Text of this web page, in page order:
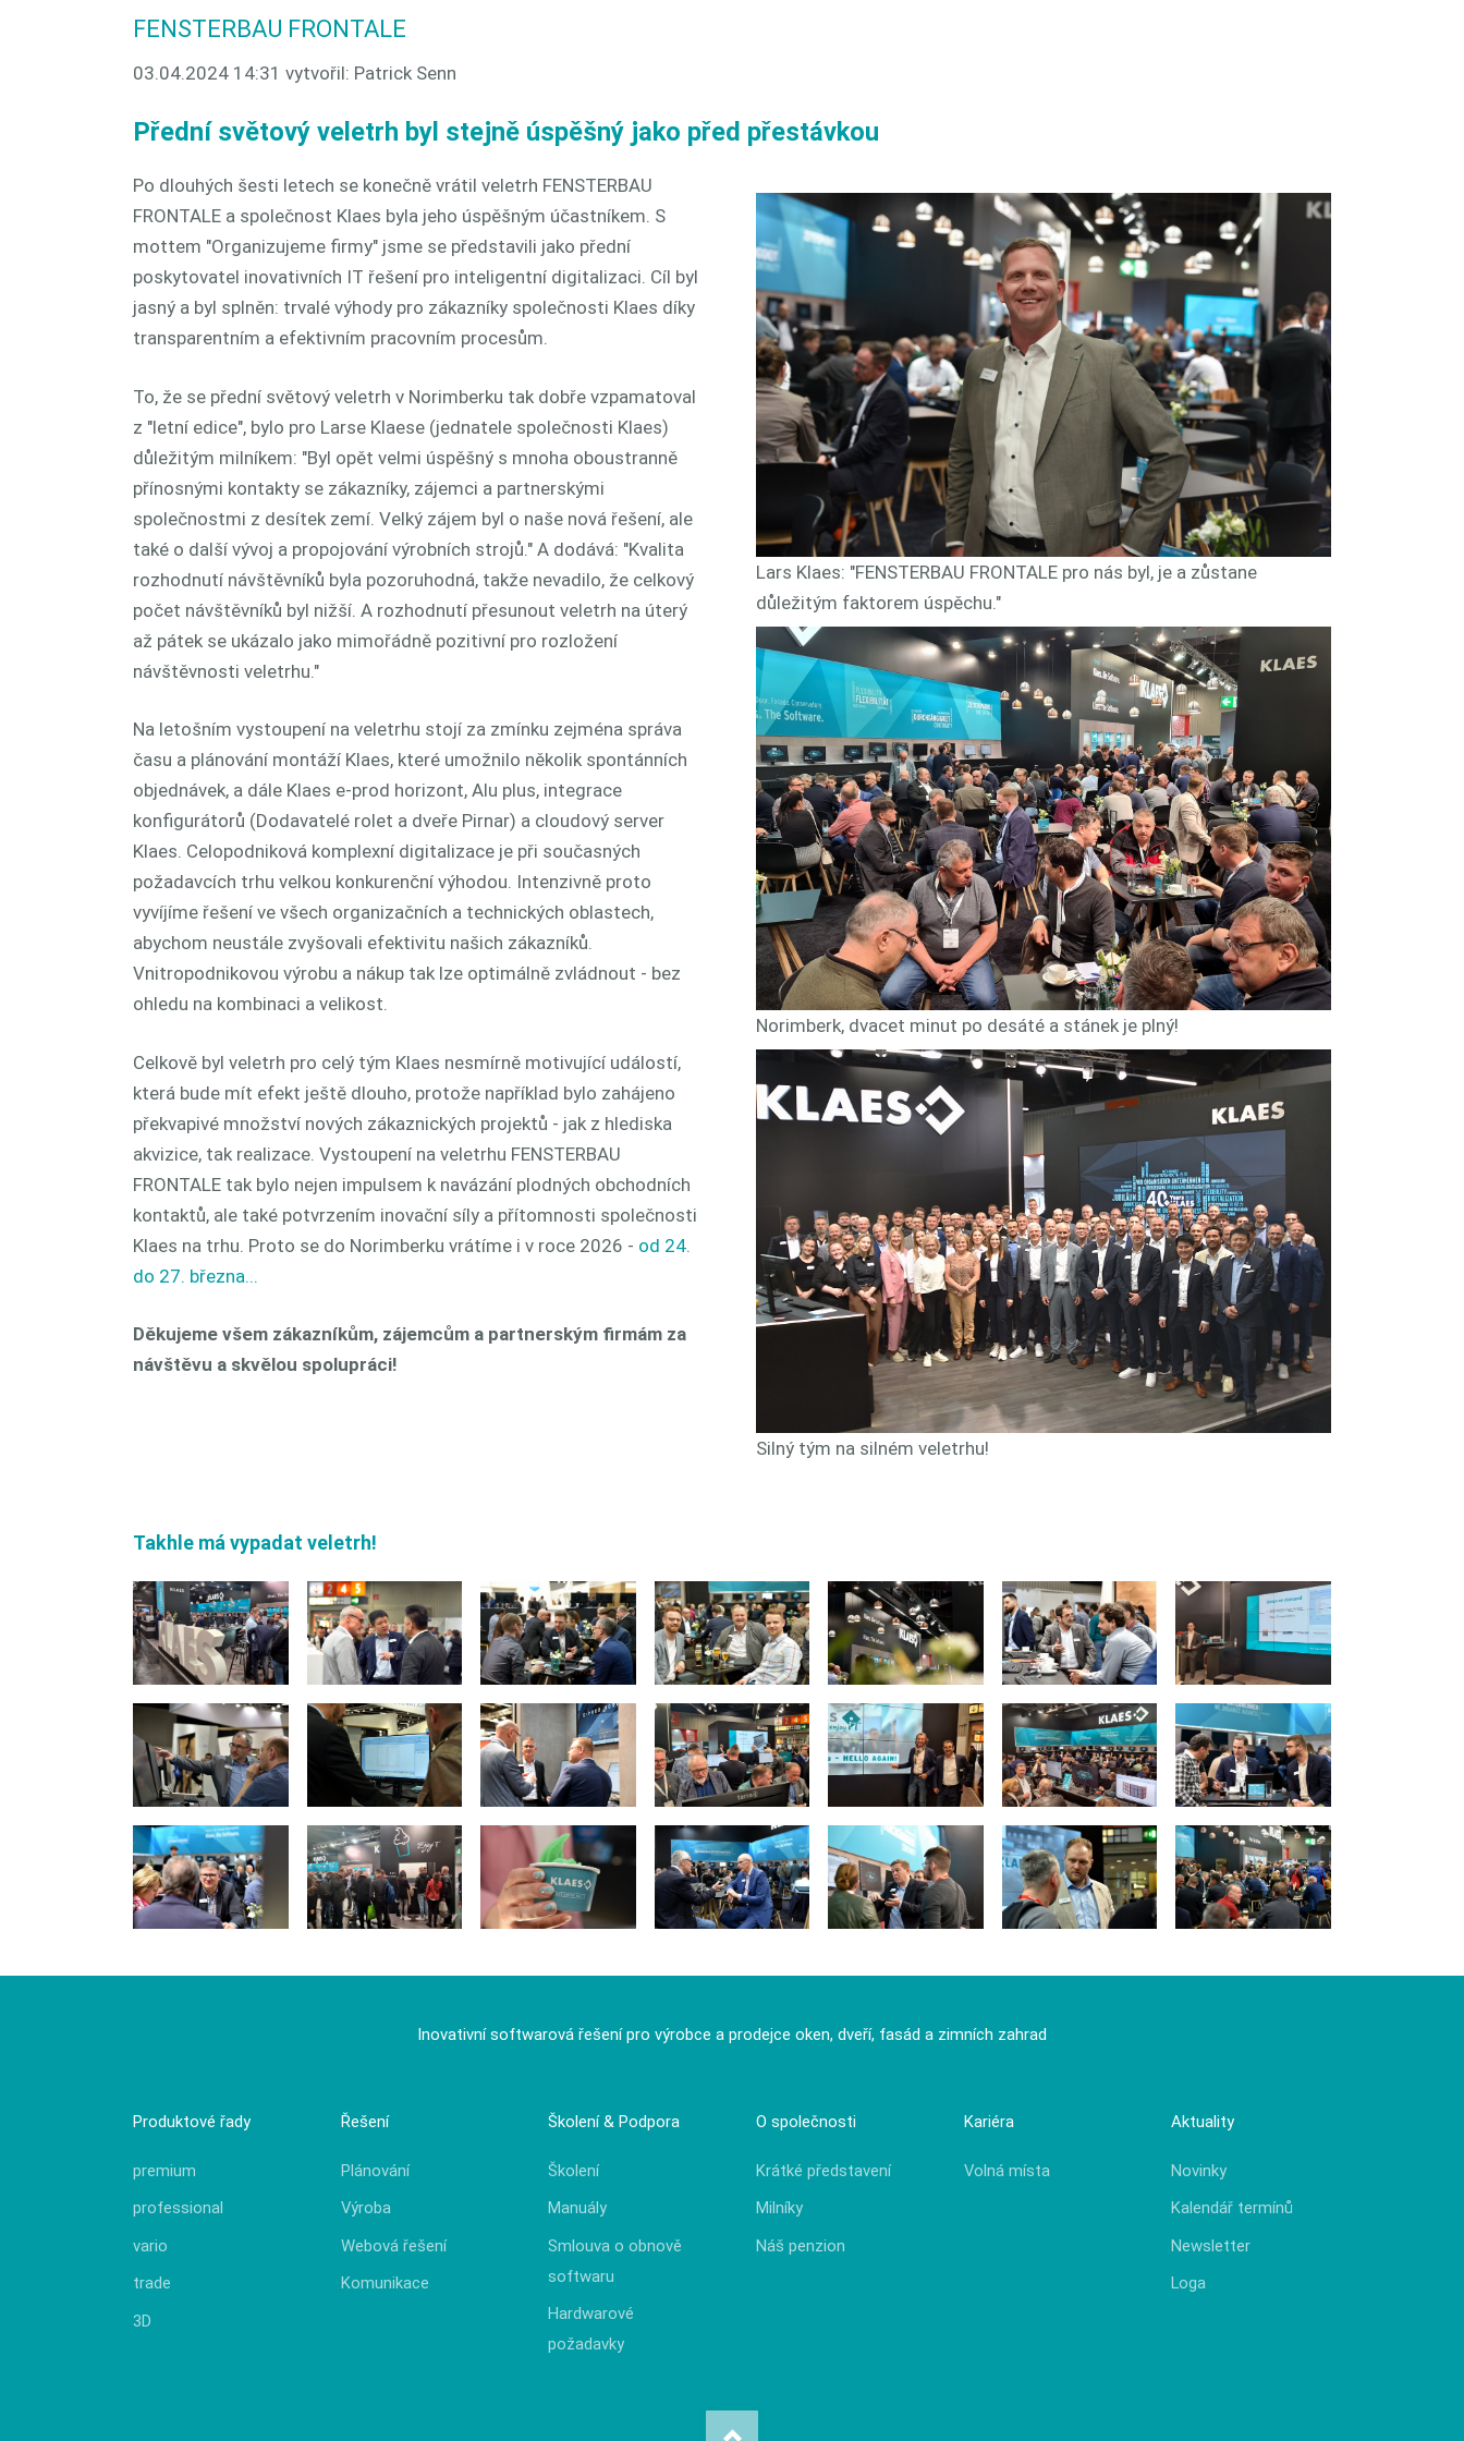
FENSTERBAU FRONTALE
03.04.2024 14:31 vytvořil: Patrick Senn
Přední světový veletrh byl stejně úspěšný jako před přestávkou
Po dlouhých šesti letech se konečně vrátil veletrh FENSTERBAU
FRONTALE a společnost Klaes byla jeho úspěšným účastníkem. S
mottem "Organizujeme firmy" jsme se představili jako přední
poskytovatel inovativních IT řešení pro inteligentní digitalizaci. Cíl byl
jasný a byl splněn: trvalé výhody pro zákazníky společnosti Klaes díky
transparentním a efektivním pracovním procesům.
To, že se přední světový veletrh v Norimberku tak dobře vzpamatoval
z "letní edice", bylo pro Larse Klaese (jednatele společnosti Klaes)
důležitým milníkem: "Byl opět velmi úspěšný s mnoha oboustranně
přínosnými kontakty se zákazníky, zájemci a partnerskými
společnostmi z desítek zemí. Velký zájem byl o naše nová řešení, ale
také o další vývoj a propojování výrobních strojů." A dodává: "Kvalita
rozhodnutí návštěvníků byla pozoruhodná, takže nevadilo, že celkový
počet návštěvníků byl nižší. A rozhodnutí přesunout veletrh na úterý
až pátek se ukázalo jako mimořádně pozitivní pro rozložení
návštěvnosti veletrhu."
Na letošním vystoupení na veletrhu stojí za zmínku zejména správa
času a plánování montáží Klaes, které umožnilo několik spontánních
objednávek, a dále Klaes e-prod horizont, Alu plus, integrace
konfigurátorů (Dodavatelé rolet a dveře Pirnar) a cloudový server
Klaes. Celopodniková komplexní digitalizace je při současných
požadavcích trhu velkou konkurenční výhodou. Intenzivně proto
vyvíjíme řešení ve všech organizačních a technických oblastech,
abychom neustále zvyšovali efektivitu našich zákazníků.
Vnitropodnikovou výrobu a nákup tak lze optimálně zvládnout - bez
ohledu na kombinaci a velikost.
Celkově byl veletrh pro celý tým Klaes nesmírně motivující událostí,
která bude mít efekt ještě dlouho, protože například bylo zahájeno
překvapivé množství nových zákaznických projektů - jak z hlediska
akvizice, tak realizace. Vystoupení na veletrhu FENSTERBAU
FRONTALE tak bylo nejen impulsem k navázání plodných obchodních
kontaktů, ale také potvrzením inovační síly a přítomnosti společnosti
Klaes na trhu. Proto se do Norimberku vrátíme i v roce 2026 - od 24.
do 27. března...
Děkujeme všem zákazníkům, zájemcům a partnerským firmám za
návštěvu a skvělou spolupráci!
Lars Klaes: "FENSTERBAU FRONTALE pro nás byl, je a zůstane
důležitým faktorem úspěchu."
Norimberk, dvacet minut po desáté a stánek je plný!
Silný tým na silném veletrhu!
Takhle má vypadat veletrh!
Inovativní softwarová řešení pro výrobce a prodejce oken, dveří, fasád a zimních zahrad
Produktové řady
premium
professional
vario
trade
3D
Řešení
Plánování
Výroba
Webová řešení
Komunikace
Školení & Podpora
Školení
Manuály
Smlouva o obnově
softwaru
Hardwarové
požadavky
O společnosti
Krátké představení
Milníky
Náš penzion
Kariéra
Volná místa
Aktuality
Novinky
Kalendář termínů
Newsletter
Loga